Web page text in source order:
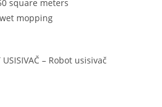
square meters
mopping
– Robot usisivač